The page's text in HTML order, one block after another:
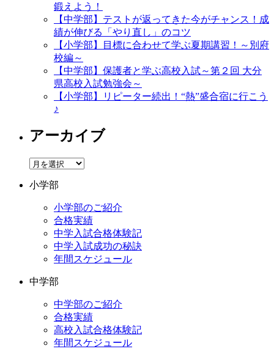
鍛えよう！
【中学部】テストが返ってきた今がチャンス！成
績が伸びる「やり直し」のコツ
【小学部】目標に合わせて学ぶ夏期講習！～別府
校編～
【中学部】保護者と学ぶ高校入試～第２回 大分
県高校入試勉強会～
【小学部】リピーター続出！“熱”盛合宿に行こう
♪
アーカイブ
ア
カ
小学部
小学部のご紹介
合格実績
中学入試合格体験記
中学入試成功の秘訣
年間スケジュール
中学部
中学部のご紹介
合格実績
高校入試合格体験記
年間スケジュール